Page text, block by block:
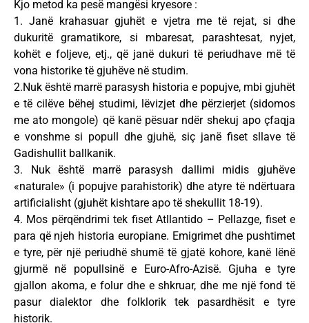
Kjo metod ka pesë mangësi kryesore :
1. Janë krahasuar gjuhët e vjetra me të rejat, si dhe
dukuritë gramatikore, si mbaresat, parashtesat, nyjet,
kohët e foljeve, etj., që janë dukuri të periudhave më të
vona historike të gjuhëve në studim.
2.Nuk është marrë parasysh historia e popujve, mbi gjuhët
e të cilëve bëhej studimi, lëvizjet dhe përzierjet (sidomos
me ato mongole) që kanë pësuar ndër shekuj apo çfaqja
e vonshme si popull dhe gjuhë, siç janë fiset sllave të
Gadishullit ballkanik.
3. Nuk është marrë parasysh dallimi midis gjuhëve
«naturale» (i popujve parahistorik) dhe atyre të ndërtuara
artificialisht (gjuhët kishtare apo të shekullit 18-19).
4. Mos përqëndrimi tek fiset Atllantido – Pellazge, fiset e
para që njeh historia europiane. Emigrimet dhe pushtimet
e tyre, për një periudhë shumë të gjatë kohore, kanë lënë
gjurmë në popullsinë e Euro-Afro-Azisë. Gjuha e tyre
gjallon akoma, e folur dhe e shkruar, dhe me një fond të
pasur dialektor dhe folklorik tek pasardhësit e tyre
historik.